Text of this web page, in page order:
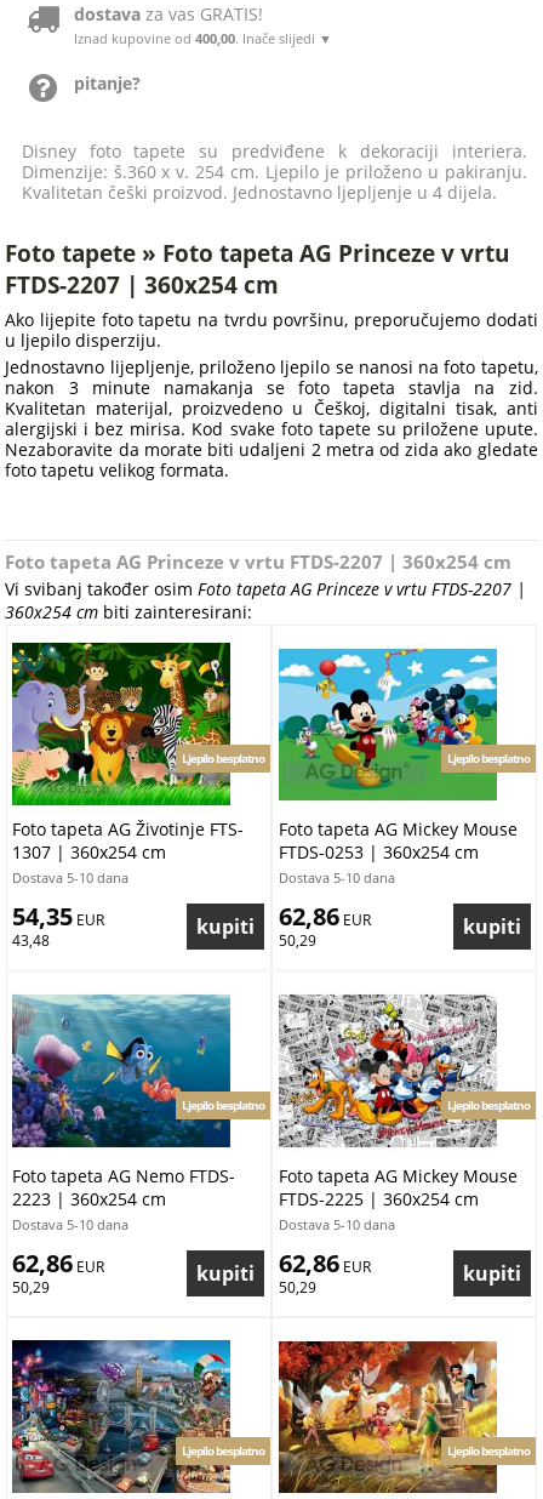
dostavaza vas GRATIS!
Iznad kupovine od 400,00. Inače slijedi ▼
pitanje?
Disney foto tapete su predviđene k dekoraciji interiera.
Dimenzije: š.360 x v. 254 cm. Ljepilo je priloženo u pakiranju.
Kvalitetan češki proizvod. Jednostavno ljepljenje u 4 dijela.
Foto tapete » Foto tapeta AG Princeze v vrtu
FTDS-2207 | 360x254 cm
Ako lijepite foto tapetu na tvrdu površinu, preporučujemo dodati
u ljepilo disperziju.
Jednostavno lijepljenje, priloženo ljepilo se nanosi na foto tapetu,
nakon 3 minute namakanja se foto tapeta stavlja na zid.
Kvalitetan materijal, proizvedeno u Češkoj, digitalni tisak, anti
alergijski i bez mirisa. Kod svake foto tapete su priložene upute.
Nezaboravite da morate biti udaljeni 2 metra od zida ako gledate
foto tapetu velikog formata.
Foto tapeta AG Princeze v vrtu FTDS-2207 | 360x254 cm
Vi svibanj također osimFoto tapeta AG Princeze v vrtu FTDS-2207 |
360x254 cm biti zainteresirani:
Foto tapeta AG Životinje FTS-
1307 | 360x254 cm
Ljepilo besplatno
Dostava 5-10 dana
54,35 EUR
43,48
Foto tapeta AG Mickey Mouse
FTDS-0253 | 360x254 cm
Ljepilo besplatno
Dostava 5-10 dana
62,86 EUR
50,29
Foto tapeta AG Nemo FTDS-
2223 | 360x254 cm
Ljepilo besplatno
Dostava 5-10 dana
62,86 EUR
50,29
Foto tapeta AG Mickey Mouse
FTDS-2225 | 360x254 cm
Ljepilo besplatno
Dostava 5-10 dana
62,86 EUR
50,29
Ljepilo besplatno Ljepilo besplatno